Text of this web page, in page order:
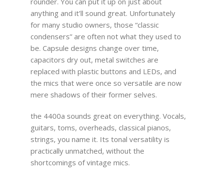
anything and it’ll sound great. Unfortunately
for many studio owners, those “classic
condensers” are often not what they used to
be. Capsule designs change over time,
capacitors dry out, metal switches are
replaced with plastic buttons and LEDs, and
the mics that were once so versatile are now
mere shadows of their former selves.
the 4400a sounds great on everything. Vocals,
guitars, toms, overheads, classical pianos,
strings, you name it. Its tonal versatility is
practically unmatched, without the
shortcomings of vintage mics.